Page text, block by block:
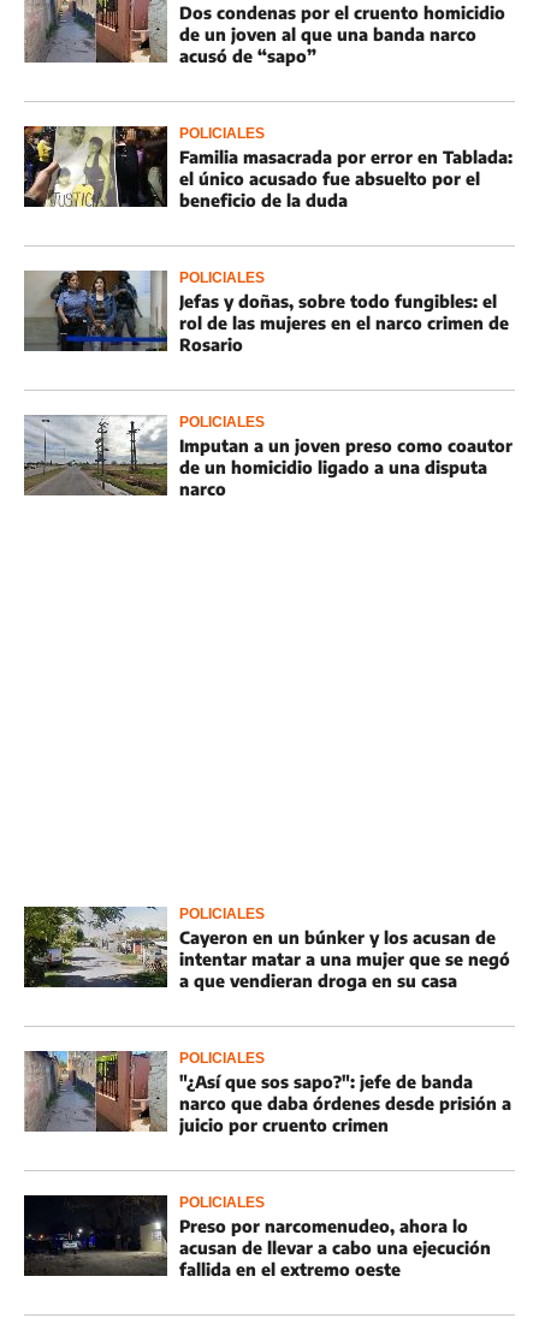
Dos condenas por el cruento homicidio
de un joven al que una banda narco
acusó de “sapo”
POLICIALES
Familia masacrada por error en Tablada:
el único acusado fue absuelto por el
beneficio de la duda
POLICIALES
Jefas y doñas, sobre todo fungibles: el
rol de las mujeres en el narco crimen de
Rosario
POLICIALES
Imputan a un joven preso como coautor
de un homicidio ligado a una disputa
narco
POLICIALES
Cayeron en un búnker y los acusan de
intentar matar a una mujer que se negó
a que vendieran droga en su casa
POLICIALES
"¿Así que sos sapo?": jefe de banda
narco que daba órdenes desde prisión a
juicio por cruento crimen
POLICIALES
Preso por narcomenudeo, ahora lo
acusan de llevar a cabo una ejecución
fallida en el extremo oeste